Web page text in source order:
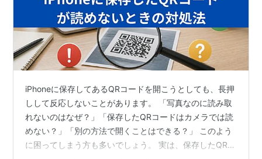
9月12日、iPhone 5を発表。
9月21日、iPhone 5を発売。
2013年
9月10日、iPhone 5s、iPhone 5c
を発表。
9月20日、 iPhone 5s、 iPhone 5cを発売。
2014年
iPhoneに保存してあるQRコードを開こうとしても、長押
しして反応しないことがあります。 「写真なのに読み取
れないのはなぜ？」「保存したQRコードはカメラでは読
めない？」「別の方法で開くことはできる？」 このよう
に困ってしまう方も多いでしょう。 実は、保存したQRコ